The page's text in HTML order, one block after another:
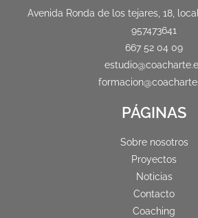
Avenida Ronda de los tejares, 18,
957473641
667 52 04 09
PÁGINAS
Sobre nosotros
Proyectos
Noticias
Contacto
Coaching